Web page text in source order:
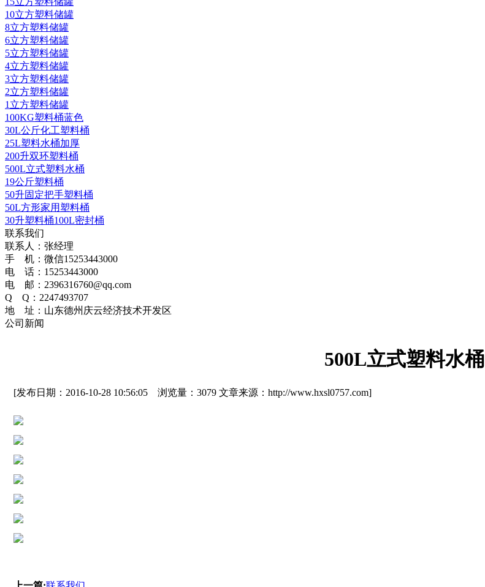
10立方塑料储罐
8立方塑料储罐
6立方塑料储罐
5立方塑料储罐
4立方塑料储罐
3立方塑料储罐
2立方塑料储罐
1立方塑料储罐
100KG塑料桶蓝色
30L公斤化工塑料桶
25L塑料水桶加厚
200升双环塑料桶
500L立式塑料水桶
19公斤塑料桶
50升固定把手塑料桶
50L方形家用塑料桶
30升塑料桶100L密封桶
联系我们
联系人：张经理
手 机：微信15253443000
电 话：15253443000
电 邮：2396316760@qq.com
Q Q：2247493707
地 址：山东德州庆云经济技术开发区
公司新闻
500L立式塑料水桶
[发布日期：2016-10-28 10:56:05 浏览量：3079 文章来源：http://www.hxsl0757.com]